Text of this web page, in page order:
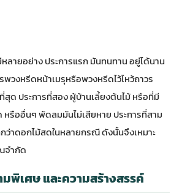
ายอย่าง ประการแรก มันทนทาน อยู่ได้นาน
วงหรีดหน้าเมรุหรือพวงหรีดไว้ไหว้ถาวร
ด ประการที่สอง ผู้บ้านเลี้ยงต้นไม้ หรือที่มี
รืออื่นๆ พัดลมมันไม่เสียหาย ประการที่สาม
าดอกไม้สดในหลายกรณี ดังนั้นจึงเหมาะ
จำกัด
พิเศษ และความสร้างสรรค์